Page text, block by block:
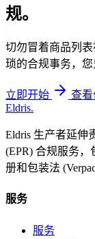
规。
切勿冒着商品列
琐的合规事务，您
立即开始
查看
Eldris.
Eldris 生产者延伸
(EPR) 合规服务，
册和包装法
服务
服务